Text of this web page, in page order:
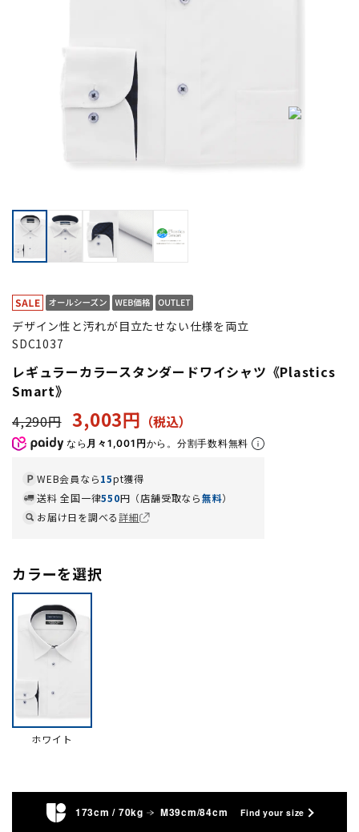
デザイン性と汚れが目立たせない仕様を両立
SDC1037
レギュラーカラースタンダードワイシャツ《Plastics
Smart》
4,290円 3,003円
なら 月々1,001円から。分割手数料無料
WEB会員なら15pt獲得
送料 全国一律550円（店舗受取なら無料）
お届け日を調べる詳細
カラーを選択
ホワイト
173cm / 70kg M39cm/84cm Find your size